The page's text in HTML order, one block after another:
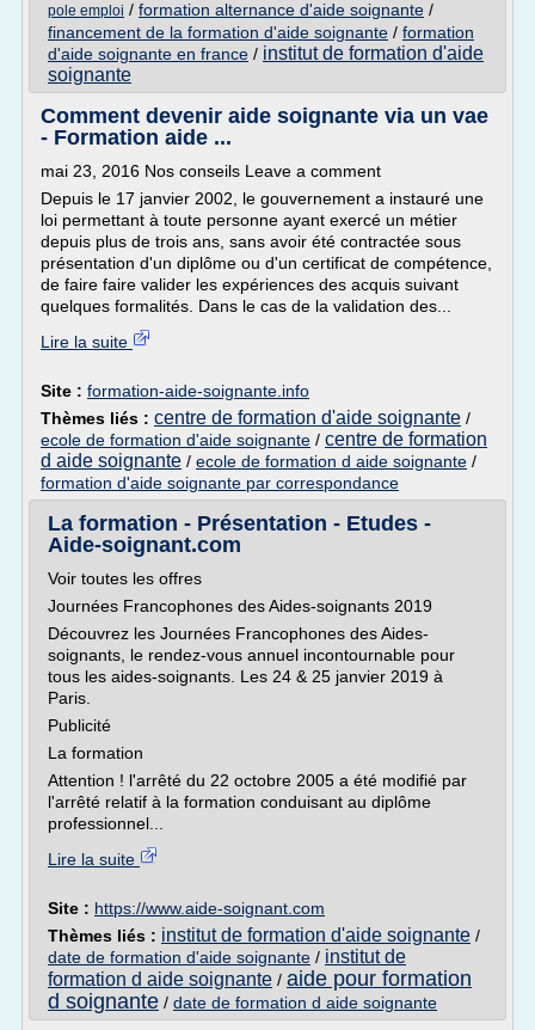
pole emploi / formation alternance d'aide soignante /
financement de la formation d'aide soignante / formation
d'aide soignante en france / institut de formation d'aide
soignante
Comment devenir aide soignante via un vae
- Formation aide ...
mai 23, 2016 Nos conseils Leave a comment
Depuis le 17 janvier 2002, le gouvernement a instauré une
loi permettant à toute personne ayant exercé un métier
depuis plus de trois ans, sans avoir été contractée sous
présentation d'un diplôme ou d'un certificat de compétence,
de faire faire valider les expériences des acquis suivant
quelques formalités. Dans le cas de la validation des...
Lire la suite
Site : formation-aide-soignante.info
Thèmes liés : centre de formation d'aide soignante /
ecole de formation d'aide soignante / centre de formation
d aide soignante / ecole de formation d aide soignante /
formation d'aide soignante par correspondance
La formation - Présentation - Etudes -
Aide-soignant.com
Voir toutes les offres
Journées Francophones des Aides-soignants 2019
Découvrez les Journées Francophones des Aides-
soignants, le rendez-vous annuel incontournable pour
tous les aides-soignants. Les 24 & 25 janvier 2019 à
Paris.
Publicité
La formation
Attention ! l'arrêté du 22 octobre 2005 a été modifié par
l'arrêté relatif à la formation conduisant au diplôme
professionnel...
Lire la suite
Site : https://www.aide-soignant.com
Thèmes liés : institut de formation d'aide soignante /
date de formation d'aide soignante / institut de
formation d aide soignante / aide pour formation
d soignante / date de formation d aide soignante